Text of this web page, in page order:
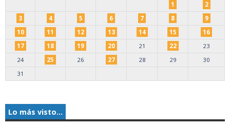
1
2
3
4 5 6 7 8
9
10
11 12 13 14 15
16
17
18 19 20 21 22
23
24
25 26 27 28 29
30
31
Lo más visto...